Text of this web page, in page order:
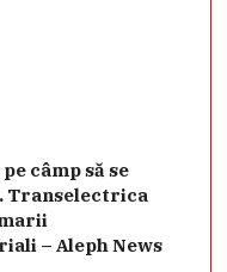
câmp să se
Transelectrica
– Aleph News